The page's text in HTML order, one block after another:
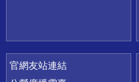
官網友站連結